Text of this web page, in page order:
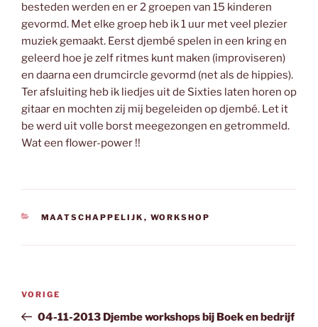
besteden werden en er 2 groepen van 15 kinderen
gevormd. Met elke groep heb ik 1 uur met veel plezier
muziek gemaakt. Eerst djembé spelen in een kring en
geleerd hoe je zelf ritmes kunt maken (improviseren)
en daarna een drumcircle gevormd (net als de hippies).
Ter afsluiting heb ik liedjes uit de Sixties laten horen op
gitaar en mochten zij mij begeleiden op djembé. Let it
be werd uit volle borst meegezongen en getrommeld.
Wat een flower-power !!
CATEGORIEËN
MAATSCHAPPELIJK , WORKSHOP
Vorig
bericht
VORIGE
04-11-2013 Djembe workshops bij Boek en bedrijf